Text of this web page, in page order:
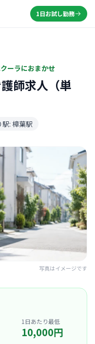
1日お試し勤務
ーラにおまかせ
師求人（単
: 樟葉駅
写真はイメージです
1日あたり最低
10,000円